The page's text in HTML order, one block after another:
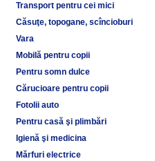
Transport pentru cei mici
Căsuţe, topogane, scîncioburi
Vara
Mobilă pentru copii
Pentru somn dulce
Cărucioare pentru copii
Fotolii auto
Pentru casă şi plimbări
Igienă şi medicina
Mărfuri electrice